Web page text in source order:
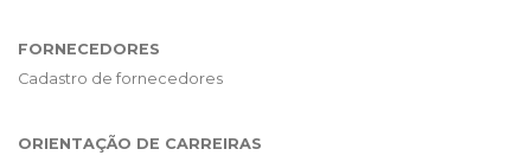
FORNECEDORES
Cadastro de fornecedores
ORIENTAÇÃO DE CARREIRAS